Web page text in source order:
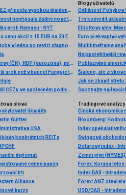
Colt na nákupech, valná hromada ČEZ přinesla vysokou dividendu
Primoco reportovalo za 1Q, společnost nepřipsala žádné nové tržby z prodeje bezpilotních letadel
proti Hamásu - NYT
CTP: Deutsche Bank zvyšuje cílovou cenu akcií z 15 EUR na 20 EUR a doporučení z „hold“ na „buy“
Makro: Míra nezaměstnanosti Německa v lednu po revizi stagnovala na 6,8pct
Očekávané události: Devizové rezervy (ČR), HDP (eurozóna), míra nezaměstnanosti (USA)
Za 6%? Půjčte si přímo od lidí za lepší úrok než v bance! Funguje to!
Slovensko má v plánu odkoupit podíl ČEZu ve společném podniku JESS
Blogy uživatelů
Odlišnosť Pohybov
Trh komodit
Elliottovy vlny:
Euro překvapivě
Multitimeframe
Nejspolehlivější
Poblázněné
Šialené, ale
Jak se zbavit střetu
Spoznajte
slova
likvidity
Gürtler
USA
konkrétních REITs
diplomat
cenné papíry
trh
Alliance
kurzy
Tradingové analýzy
Čínská ekonomika
Index
Swingové
Dolarový index -
Zemní plyn
Index DAX -
Forex: ANZ
USD/CAD -